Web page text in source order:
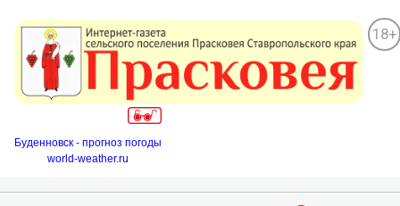
18+
Буденновск - прогноз погоды
world-weather.ru